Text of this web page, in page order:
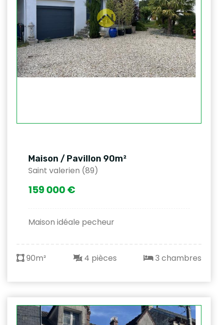
Maison / Pavillon 90m²
Saint valerien (89)
159 000 €
Maison idéale pecheur
90m² 4 pièces 3 chambres